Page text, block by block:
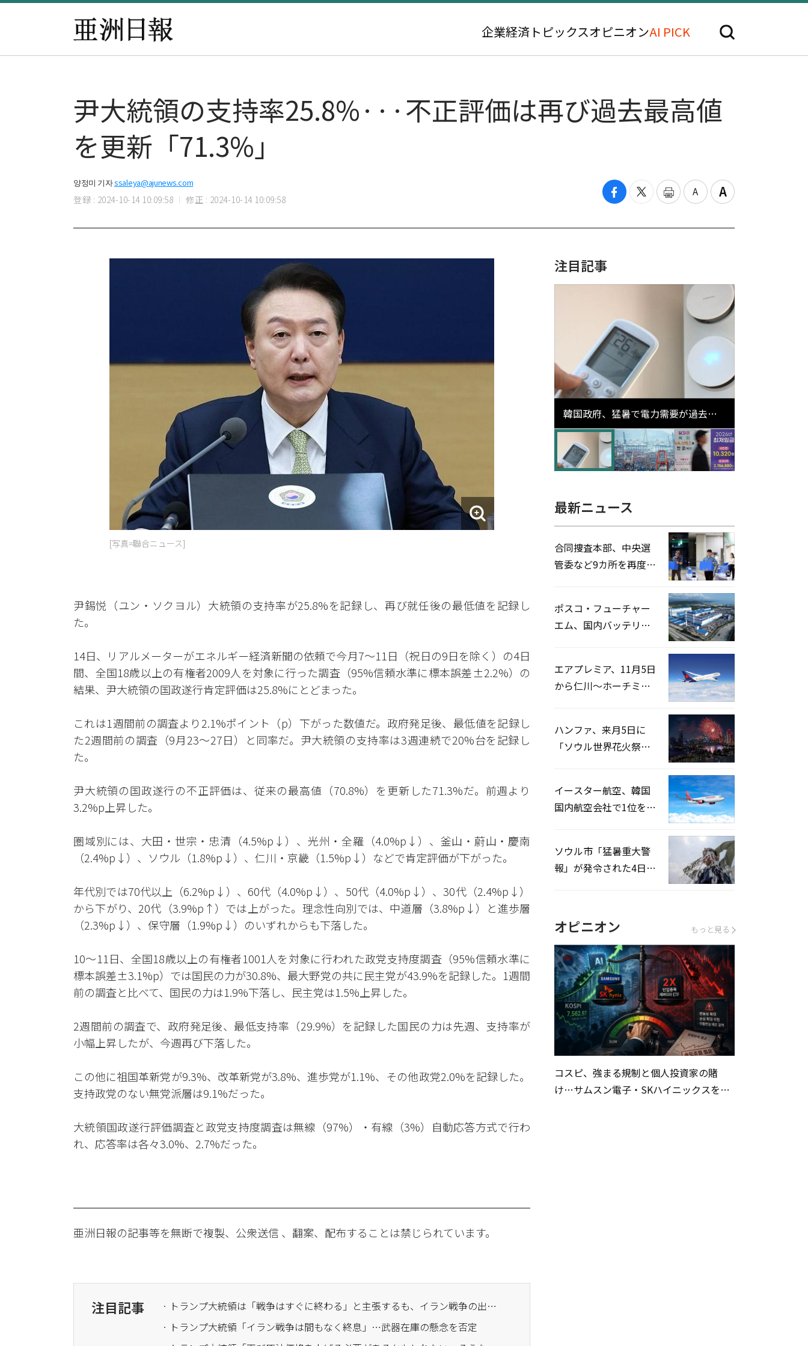
企業経済 トピックスオピニオンAI PICK
尹大統領の支持率25.8%···不正評価は再び過去最高値
を更新「71.3%」
양정미 기자ssaleya@ajunews.com
登録 : 2024-10-14 10:09:58 修正 : 2024-10-14 10:09:58
[写真=聯合ニュース]
尹錫悦（ユン・ソクヨル）大統領の支持率が25.8%を記録し、再び就任後の最低値を記録し
た。
14日、リアルメーターがエネルギー経済新聞の依頼で今月7～11日（祝日の9日を除く）の4日
間、全国18歳以上の有権者2009人を対象に行った調査（95%信頼水準に標本誤差±2.2%）の
結果、尹大統領の国政遂行肯定評価は25.8%にとどまった。
これは1週間前の調査より2.1%ポイント（p）下がった数値だ。政府発足後、最低値を記録し
た2週間前の調査（9月23～27日）と同率だ。尹大統領の支持率は3週連続で20%台を記録し
た。
尹大統領の国政遂行の不正評価は、従来の最高値（70.8%）を更新した71.3%だ。前週より
3.2%p上昇した。
圏域別には、大田・世宗・忠清（4.5%p↓）、光州・全羅（4.0%p↓）、釜山・蔚山・慶南
（2.4%p↓）、ソウル（1.8%p↓）、仁川・京畿（1.5%p↓）などで肯定評価が下がった。
年代別では70代以上（6.2%p↓）、60代（4.0%p↓）、50代（4.0%p↓）、30代（2.4%p↓）
から下がり、20代（3.9%p↑）では上がった。理念性向別では、中道層（3.8%p↓）と進歩層
（2.3%p↓）、保守層（1.9%p↓）のいずれからも下落した。
10～11日、全国18歳以上の有権者1001人を対象に行われた政党支持度調査（95%信頼水準に
標本誤差±3.1%p）では国民の力が30.8%、最大野党の共に民主党が43.9%を記録した。1週間
前の調査と比べて、国民の力は1.9%下落し、民主党は1.5%上昇した。
2週間前の調査で、政府発足後、最低支持率（29.9%）を記録した国民の力は先週、支持率が
小幅上昇したが、今週再び下落した。
この他に祖国革新党が9.3%、改革新党が3.8%、進歩党が1.1%、その他政党2.0%を記録した。
支持政党のない無党派層は9.1%だった。
大統領国政遂行評価調査と政党支持度調査は無線（97%）・有線（3%）自動応答方式で行わ
れ、応答率は各々3.0%、2.7%だった。
亜洲日報の記事等を無断で複製、公衆送信 、翻案、配布することは禁じられています。
注目記事
· トランプ大統領は「戦争はすぐに終わる」と主張するも、イラン戦争の出口は見えず
· トランプ大統領「イラン戦争は間もなく終息」…武器在庫の懸念を否定
注目記事
韓国政府、猛暑で電力需要が過去最
高更新の可能性に需給対応体制を点
検
最新ニュース
合同捜査本部、中央選
管委など9カ所を再度家
ポスコ・フューチャー
エム、国内バッテリー
エアプレミア、11月5日
から仁川〜ホーチミン
ハンファ、来月5日に
「ソウル世界花火祭り
イースター航空、韓国
国内航空会社で1位を記
ソウル市「猛暑重大警
報」が発令された4日、
オピニオン もっと見る
コスピ、強まる規制と個人投資家の賭
け…サムスン電子・SKハイニックスを巡